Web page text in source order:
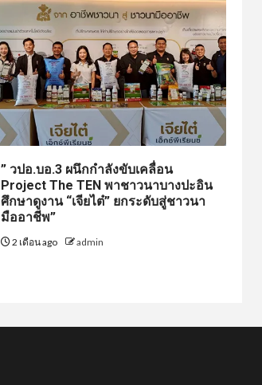
” วปอ.บอ.3 ผนึกกำลังขับเคลื่อน
Project The TEN พาชาวนาบางปะอิน
ศึกษาดูงาน “เจียไต๋” ยกระดับสู่ชาวนา
มืออาชีพ”
2 เดือน ago admin